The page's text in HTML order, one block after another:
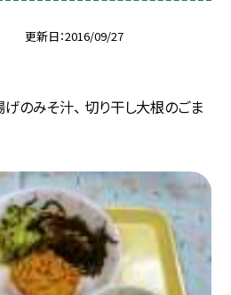
更新日 2016/09/27
のみそ汁、 切り干し大根のごま